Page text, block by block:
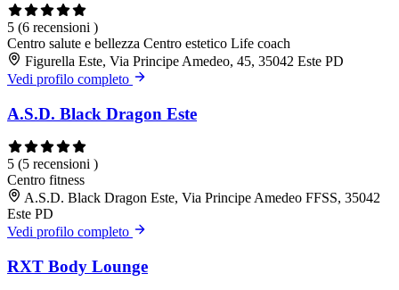
5 (6 recensioni )
Centro salute e bellezza Centro estetico Life coach
Figurella Este, Via Principe Amedeo, 45, 35042 Este PD
Vedi profilo completo
A.S.D. Black Dragon Este
5 (5 recensioni )
Centro fitness
A.S.D. Black Dragon Este, Via Principe Amedeo FFSS, 35042
Este PD
Vedi profilo completo
RXT Body Lounge